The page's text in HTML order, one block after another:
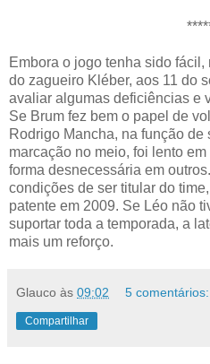
Embora o jogo tenha sido
do zagueiro Kléber, aos 11 do
avaliar algumas deficiências e
Se Brum fez bem o papel de
Rodrigo Mancha, na função de
marcação no meio, foi lento
forma desnecessária em
condições de ser titular do
patente em 2009. Se Léo não
suportar toda a temporada, a
mais um reforço.
Glauco às 09:02 5 comentários:
Compartilhar